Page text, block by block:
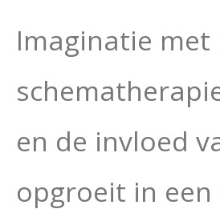
Imaginatie
en de invloed
opgroeit in